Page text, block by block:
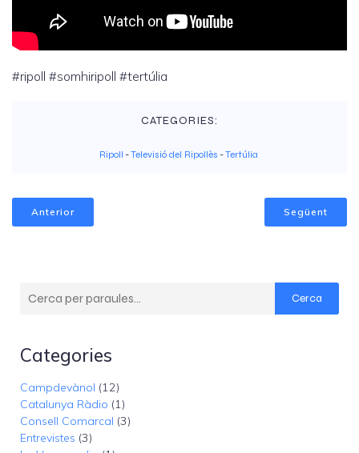
#ripoll #somhiripoll #tertúlia
CATEGORIES:
Ripoll -Televisió del Ripollès -Tertúlia
Anterior Següent
Cerca
Categories
Campdevànol (12)
Catalunya Ràdio (1)
Consell Comarcal (3)
Entrevistes (3)